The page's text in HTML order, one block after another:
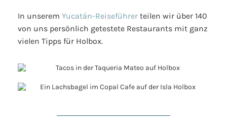
In unserem Yucatán-Reiseführer teilen wir über 140
von uns persönlich getestete Restaurants mit ganz
vielen Tipps für Holbox.